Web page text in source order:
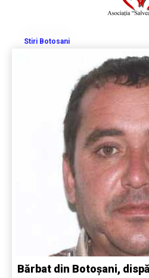
Stiri Botosani
Bărbat din Botoșani,